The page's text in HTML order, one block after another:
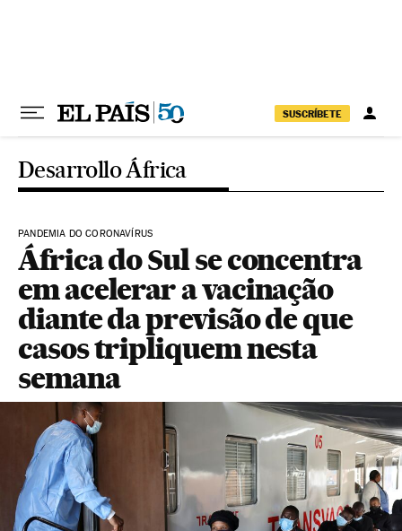
SUSCRÍBETE
Desarrollo África
PANDEMIA DO CORONAVÍRUS
África do Sul se concentra
em acelerar a vacinação
diante da previsão de que
casos tripliquem nesta
semana